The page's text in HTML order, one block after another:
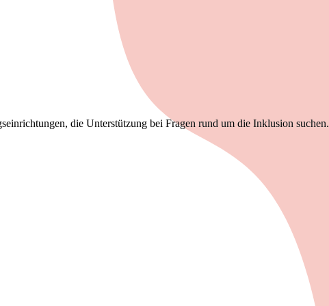
die Unterstützung bei Fragen rund um die Inklusion suchen.